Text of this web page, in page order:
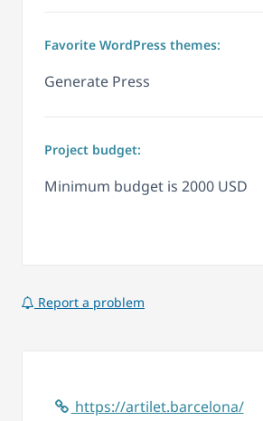
Favorite WordPress themes:
Generate Press
Project budget:
Minimum budget is 2000 USD
Report a problem
https://artilet.barcelona/